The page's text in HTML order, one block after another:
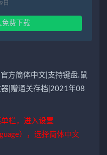
日
免费下载
方简体中文|支持键盘.鼠
|赠通关存档|2021年08
栏，进入设置
），选择简体中文